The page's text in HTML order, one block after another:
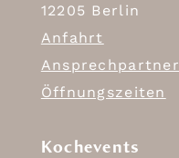
12205 Berlin
Anfahrt
Ansprechpartner
Öffnungszeiten
Kochevents